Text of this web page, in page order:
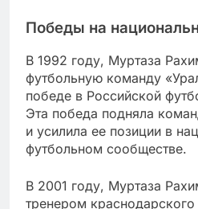
Победы на
В 1992 году, Муртаза
футбольную команду
победе в Российской
Эта победа подняла
и усилила ее позиции в
футбольном сообществе.
В 2001 году, Муртаза
тренером